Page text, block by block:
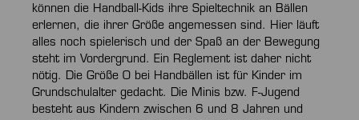
können die Handball-Kids ihre Spieltechnik an Bällen
erlernen, die ihrer Größe angemessen sind. Hier läuft
alles noch spielerisch und der Spaß an der Bewegung
steht im Vordergrund. Ein Reglement ist daher nicht
nötig. Die Größe 0 bei Handbällen ist für Kinder im
Grundschulalter gedacht. Die Minis bzw. F-Jugend
besteht aus Kindern zwischen 6 und 8 Jahren und